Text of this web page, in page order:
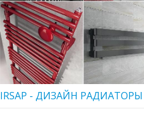
IRSAP - ДИЗАЙН РАДИАТОРЫ